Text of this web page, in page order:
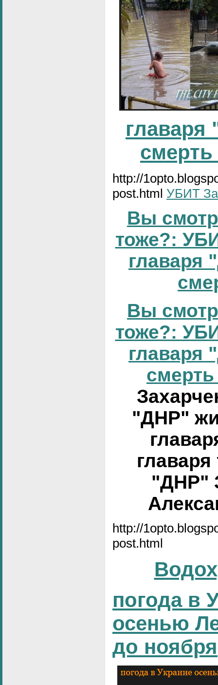
смерть
http://
post.html УБИТ
Вы
тоже?:
главаря
Вы
тоже?:
главаря
смерть
"ДНР"
"ДНР"
http://
post.html
погода в
осенью
до ноября